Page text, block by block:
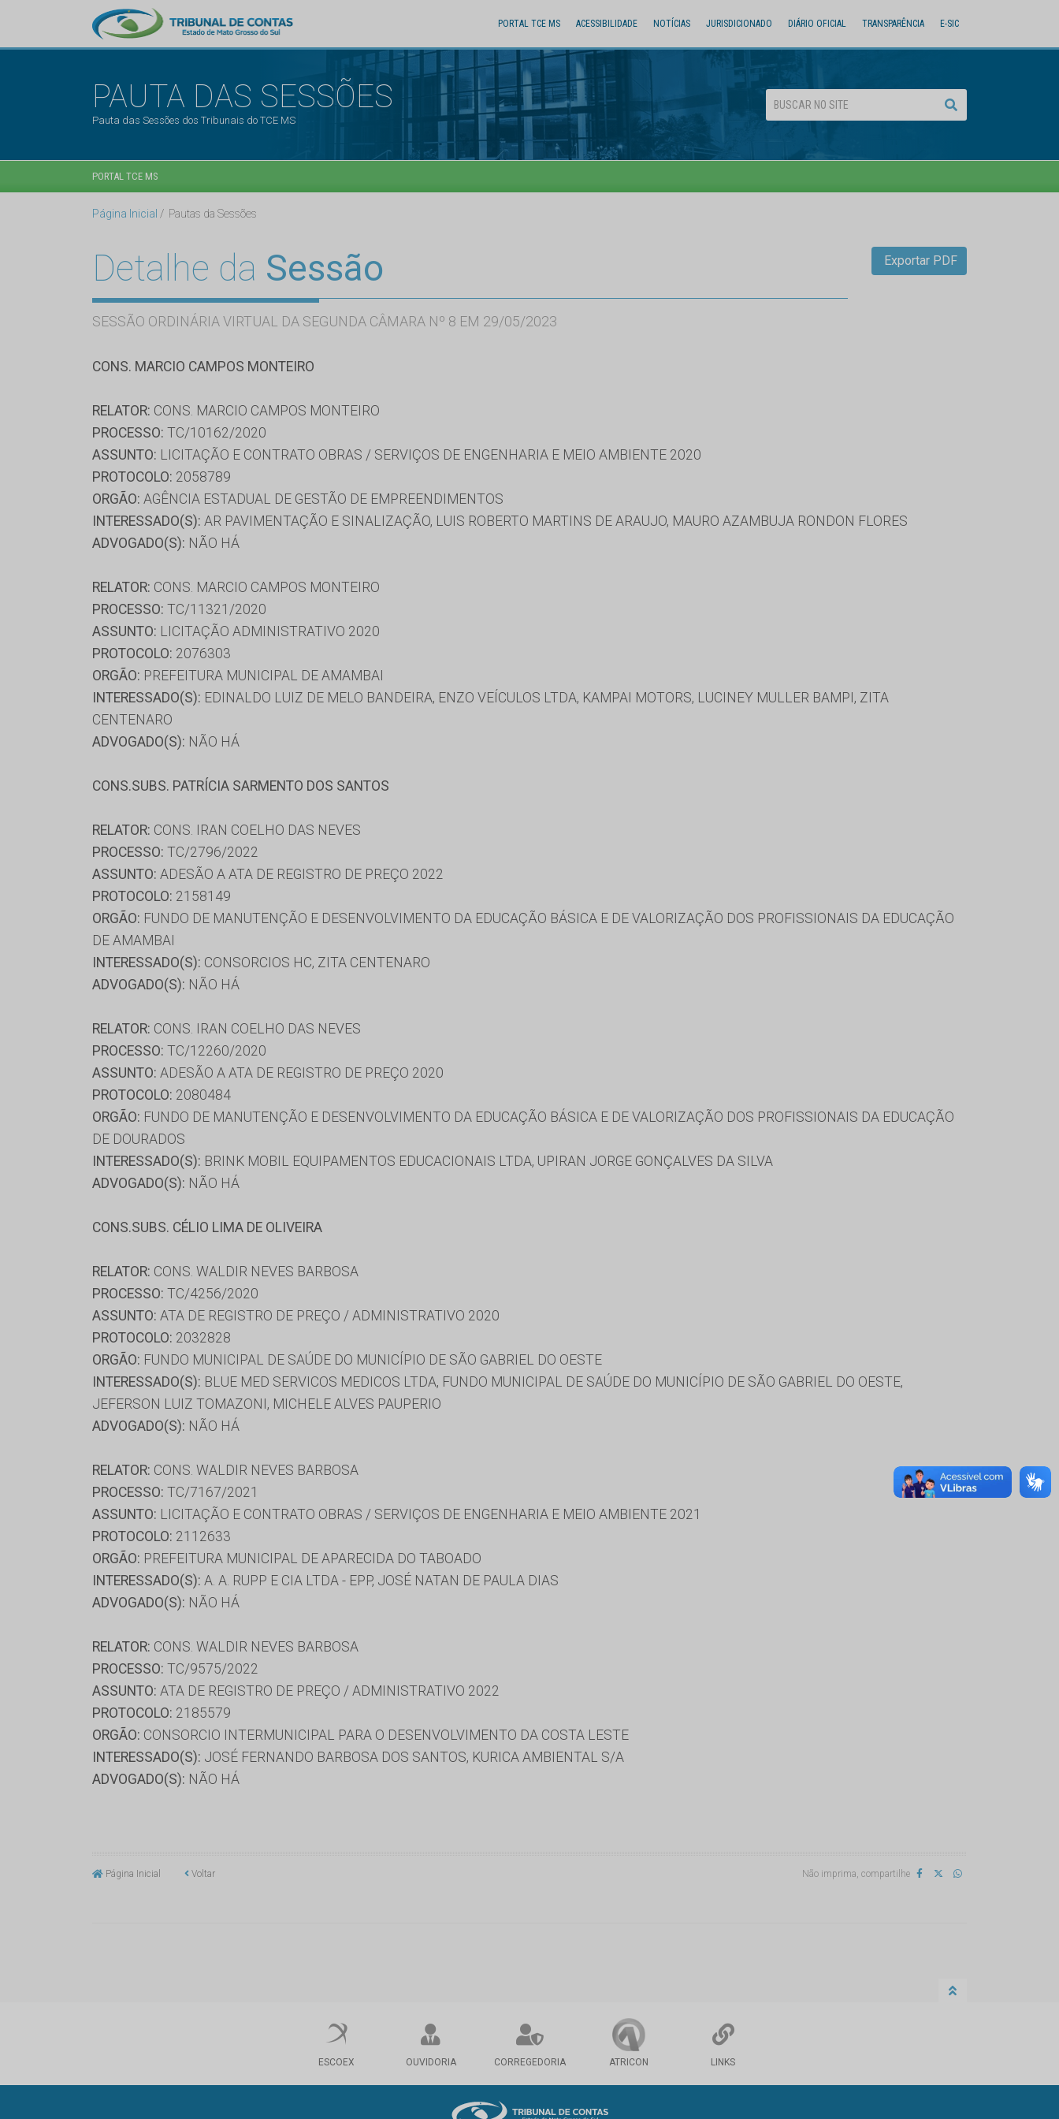
PORTAL TCE MS ACESSIBILIDADE NOTÍCIAS JURISDICIONADO DIÁRIO OFICIAL TRANSPARÊNCIA E-SIC
PAUTA DAS SESSÕES
Pauta das Sessões dos Tribunais do TCE MS
PORTAL TCE MS
Página Inicial Pautas da Sessões
Detalhe da Sessão
SESSÃO ORDINÁRIA VIRTUAL DA SEGUNDA CÂMARA Nº 8 EM 29/05/2023
Exportar PDF
CONS. MARCIO CAMPOS MONTEIRO
RELATOR: CONS. MARCIO CAMPOS MONTEIRO
PROCESSO: TC/10162/2020
ASSUNTO: LICITAÇÃO E CONTRATO OBRAS / SERVIÇOS DE ENGENHARIA E MEIO AMBIENTE 2020
PROTOCOLO: 2058789
ORGÃO: AGÊNCIA ESTADUAL DE GESTÃO DE EMPREENDIMENTOS
INTERESSADO(S): AR PAVIMENTAÇÃO E SINALIZAÇÃO, LUIS ROBERTO MARTINS DE ARAUJO, MAURO AZAMBUJA RONDON FLORES
ADVOGADO(S): NÃO HÁ
RELATOR: CONS. MARCIO CAMPOS MONTEIRO
PROCESSO: TC/11321/2020
ASSUNTO: LICITAÇÃO ADMINISTRATIVO 2020
PROTOCOLO: 2076303
ORGÃO: PREFEITURA MUNICIPAL DE AMAMBAI
INTERESSADO(S): EDINALDO LUIZ DE MELO BANDEIRA, ENZO VEÍCULOS LTDA, KAMPAI MOTORS, LUCINEY MULLER BAMPI, ZITA
CENTENARO
ADVOGADO(S): NÃO HÁ
CONS.SUBS. PATRÍCIA SARMENTO DOS SANTOS
RELATOR: CONS. IRAN COELHO DAS NEVES
PROCESSO: TC/2796/2022
ASSUNTO: ADESÃO A ATA DE REGISTRO DE PREÇO 2022
PROTOCOLO: 2158149
ORGÃO: FUNDO DE MANUTENÇÃO E DESENVOLVIMENTO DA EDUCAÇÃO BÁSICA E DE VALORIZAÇÃO DOS PROFISSIONAIS DA EDUCAÇÃO
DE AMAMBAI
INTERESSADO(S): CONSORCIOS HC, ZITA CENTENARO
ADVOGADO(S): NÃO HÁ
RELATOR: CONS. IRAN COELHO DAS NEVES
PROCESSO: TC/12260/2020
ASSUNTO: ADESÃO A ATA DE REGISTRO DE PREÇO 2020
PROTOCOLO: 2080484
ORGÃO: FUNDO DE MANUTENÇÃO E DESENVOLVIMENTO DA EDUCAÇÃO BÁSICA E DE VALORIZAÇÃO DOS PROFISSIONAIS DA EDUCAÇÃO
DE DOURADOS
INTERESSADO(S): BRINK MOBIL EQUIPAMENTOS EDUCACIONAIS LTDA, UPIRAN JORGE GONÇALVES DA SILVA
ADVOGADO(S): NÃO HÁ
CONS.SUBS. CÉLIO LIMA DE OLIVEIRA
RELATOR: CONS. WALDIR NEVES BARBOSA
PROCESSO: TC/4256/2020
ASSUNTO: ATA DE REGISTRO DE PREÇO / ADMINISTRATIVO 2020
PROTOCOLO: 2032828
ORGÃO: FUNDO MUNICIPAL DE SAÚDE DO MUNICÍPIO DE SÃO GABRIEL DO OESTE
INTERESSADO(S): BLUE MED SERVICOS MEDICOS LTDA, FUNDO MUNICIPAL DE SAÚDE DO MUNICÍPIO DE SÃO GABRIEL DO OESTE,
JEFERSON LUIZ TOMAZONI, MICHELE ALVES PAUPERIO
ADVOGADO(S): NÃO HÁ
RELATOR: CONS. WALDIR NEVES BARBOSA
PROCESSO: TC/7167/2021
ASSUNTO: LICITAÇÃO E CONTRATO OBRAS / SERVIÇOS DE ENGENHARIA E MEIO AMBIENTE 2021
PROTOCOLO: 2112633
ORGÃO: PREFEITURA MUNICIPAL DE APARECIDA DO TABOADO
INTERESSADO(S): A. A. RUPP E CIA LTDA - EPP, JOSÉ NATAN DE PAULA DIAS
ADVOGADO(S): NÃO HÁ
RELATOR: CONS. WALDIR NEVES BARBOSA
PROCESSO: TC/9575/2022
ASSUNTO: ATA DE REGISTRO DE PREÇO / ADMINISTRATIVO 2022
PROTOCOLO: 2185579
ORGÃO: CONSORCIO INTERMUNICIPAL PARA O DESENVOLVIMENTO DA COSTA LESTE
INTERESSADO(S): JOSÉ FERNANDO BARBOSA DOS SANTOS, KURICA AMBIENTAL S/A
ADVOGADO(S): NÃO HÁ
Página Inicial Voltar Não imprima, compartilhe
ESCOEX OUVIDORIA CORREGEDORIA ATRICON LINKS